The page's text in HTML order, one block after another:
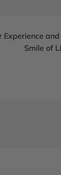
Experience
Smile of